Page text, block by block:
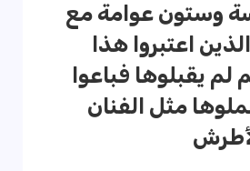
وستون عوامة مع
اعتبروا هذا
لم يقبلوها فباعوا
مثل الفنان